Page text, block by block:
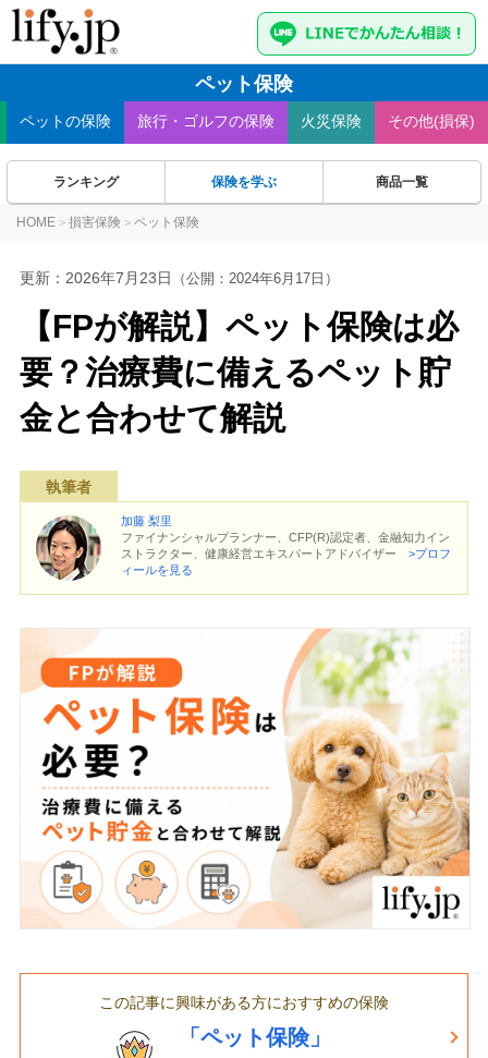
ペットの保険 旅行・ゴルフの保険 火災保険 その他(損保)
ペット保険
ランキング 保険を学ぶ 商品一覧
HOME > 損害保険 > ペット保険
更新： 2026年7月23日 （公開：2024年6月17日）
【FPが解説】ペット保険は必
要？治療費に備えるペット貯
金と合わせて解説
執筆者
加藤 梨里
ファイナンシャルプランナー、CFP(R)認定者、金融知力イン
ストラクター、健康経営エキスパートアドバイザー >プロフ
ィールを見る
この記事に興味がある方におすすめの保険
「ペット保険」